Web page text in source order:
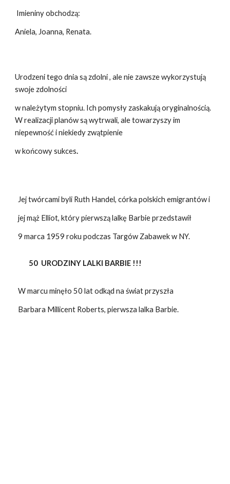
Imieniny obchodzą:
Aniela, Joanna, Renata.
Urodzeni tego dnia są zdolni , ale nie zawsze wykorzystują
swoje zdolności
w należytym stopniu. Ich pomysły zaskakują oryginalnością.
W realizacji planów są wytrwali, ale towarzyszy im
niepewność i niekiedy zwątpienie
w końcowy sukces.
Jej twórcami byli Ruth Handel, córka polskich emigrantów i
jej mąż Elliot, który pierwszą lalkę Barbie przedstawił
9 marca 1959 roku podczas Targów Zabawek w NY.
50 URODZINY LALKI BARBIE !!!
W marcu minęło 50 lat odkąd na świat przyszła
Barbara Millicent Roberts, pierwsza lalka Barbie.